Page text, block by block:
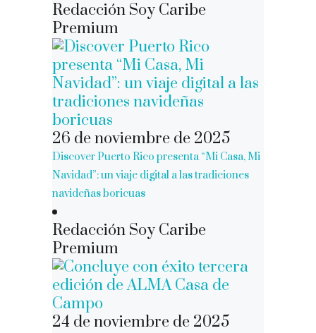
Redacción Soy Caribe
Premium
26 de noviembre de 2025
Discover Puerto Rico presenta “Mi Casa, Mi
Navidad”: un viaje digital a las tradiciones
navideñas boricuas
Redacción Soy Caribe
Premium
24 de noviembre de 2025